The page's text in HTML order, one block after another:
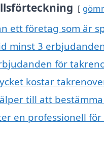
ett företag som är
minst 3
för
kostar
till att
en professionell